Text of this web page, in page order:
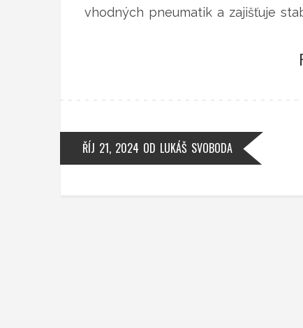
vhodných pneumatik a zajišťuje
ŘÍJ 21, 2024 OD LUKÁŠ SVOBODA